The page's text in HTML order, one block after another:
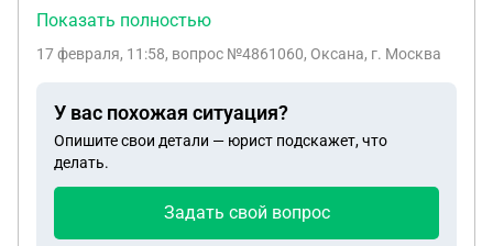
участников в ходе сво ? Родителей нет , жены нет ,
38 лет и 2 несовершеннолетних 15 и 8 лет.
данной ситуации ?Республика Крым
Показать полностью
17 февраля, 11:58, вопрос №4861060, Оксана, г. Москва
У вас похожая ситуация?
Опишите свои детали — юрист подскажет, что
делать.
Задать свой вопрос